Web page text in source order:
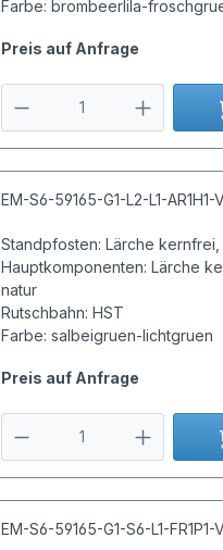
Farbe: brombeerlila-
Preis auf Anfrage
EM-S6-59165-G1-L2-L1-AR1H1-
Standpfosten: Lärche kernfrei,
Hauptkomponenten: Lärche
natur
Rutschbahn: HST
Farbe: salbeigruen-lichtgruen
Preis auf Anfrage
EM-S6-59165-G1-S6-L1-FR1P1-